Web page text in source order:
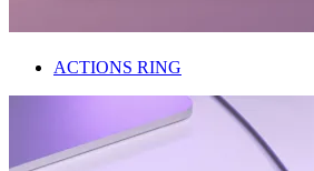
ACTIONS RING